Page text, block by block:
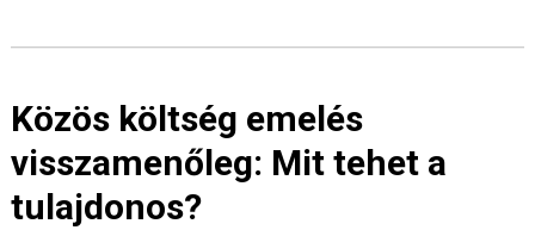
Közös költség emelés
visszamenőleg: Mit tehet a
tulajdonos?